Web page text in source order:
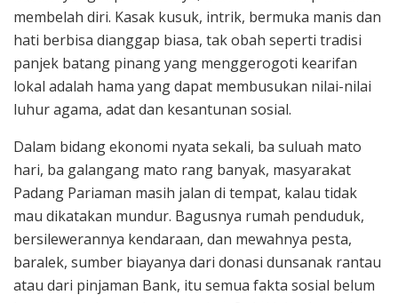
membelah diri. Kasak kusuk, intrik, bermuka manis dan
hati berbisa dianggap biasa, tak obah seperti tradisi
panjek batang pinang yang menggerogoti kearifan
lokal adalah hama yang dapat membusukan nilai-nilai
luhur agama, adat dan kesantunan sosial.
Dalam bidang ekonomi nyata sekali, ba suluah mato
hari, ba galangang mato rang banyak, masyarakat
Padang Pariaman masih jalan di tempat, kalau tidak
mau dikatakan mundur. Bagusnya rumah penduduk,
bersilewerannya kendaraan, dan mewahnya pesta,
baralek, sumber biayanya dari donasi dunsanak rantau
atau dari pinjaman Bank, itu semua fakta sosial belum